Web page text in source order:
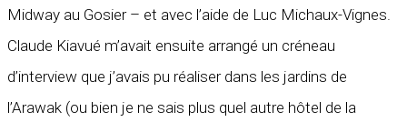
Midway au Gosier – et avec l’aide de Luc Michaux-Vignes.
Claude Kiavué m’avait ensuite arrangé un créneau
d’interview que j’avais pu réaliser dans les jardins de
l’Arawak (ou bien je ne sais plus quel autre hôtel de la